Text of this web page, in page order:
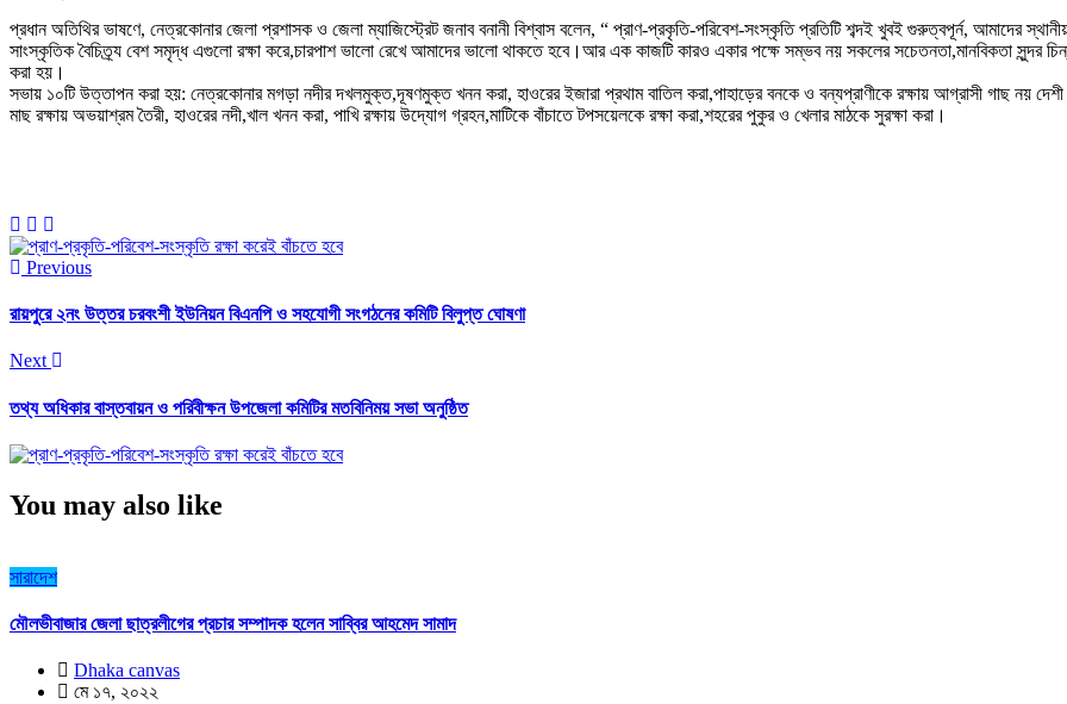
প্রধান অতিথির ভাষণে, নেত্রকোনার জেলা প্রশাসক ও জেলা ম্যাজিস্ট্রেট জনাব বনানী বিশ্বাস বলেন, “ প্রাণ-প্রকৃতি-পরিবেশ-সংস্কৃতি প্রতিটি শব্দই খুবই গুরুত্বপূর্ন, আমাদের
সাংস্কৃতিক বৈচিত্র্য বেশ সমৃদ্ধ এগুলো রক্ষা করে,চারপাশ ভালো রেখে আমাদের ভালো থাকতে হবে।আর এক কাজটি কারও একার পক্ষে সম্ভব নয় সকলের সচেতনতা,মানবিকতা সুন্দর
করা হয়।
সভায় ১০টি উত্তাপন করা হয়: নেত্রকোনার মগড়া নদীর দখলমুক্ত,দূষণমুক্ত খনন করা, হাওরের ইজারা প্রথাম বাতিল করা,পাহাড়ের বনকে ও বন্যপ্রাণীকে রক্ষায় আগ্রাসী গাছ নয়
মাছ রক্ষায় অভয়াশ্রম তৈরী, হাওরের নদী,খাল খনন করা, পাখি রক্ষায় উদ্যোগ গ্রহন,মাটিকে বাঁচাতে টপসয়েলকে রক্ষা করা,শহরের পুকুর ও খেলার মাঠকে সুরক্ষা করা।
Previous
রায়পুরে ২নং উত্তর চরবংশী ইউনিয়ন বিএনপি ও সহযোগী সংগঠনের কমিটি বিলুপ্ত ঘোষণা
Next
তথ্য অধিকার বাস্তবায়ন ও পরিবীক্ষন উপজেলা কমিটির মতবিনিময় সভা অনুষ্ঠিত
You may also like
সারাদেশ
মৌলভীবাজার জেলা ছাত্রলীগের প্রচার সম্পাদক হলেন সাব্বির আহমেদ সামাদ
Dhaka canvas
মে ১৭, ২০২২